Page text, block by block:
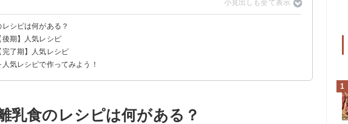
シピは何がある？
つから？どの部位がいい？
しらえのポイント
期】人気レシピ
ゃが
き焼き丼
れる牛肉とごぼうの炊き込みご飯
が風おやき
了期】人気レシピ
あんかけ
ハンバーグ
気レシピで作ってみよう！
乳食のレシピは何がある？
1